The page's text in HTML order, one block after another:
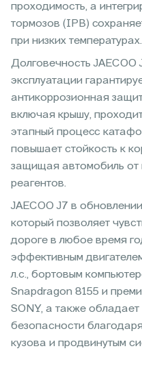
проходимость, а
тормозов (IPB)
при низких температурах.
Долговечность JAECOO
эксплуатации
антикоррозионная
включая крышу,
этапный процесс
повышает стойкость к
защищая автомобиль от
реагентов.
JAECOO J7 в
который позволяет
дороге в любое время
эффективным
л.с., бортовым
Snapdragon 8155 и
SONY, а также
безопасности
кузова и продвинутым